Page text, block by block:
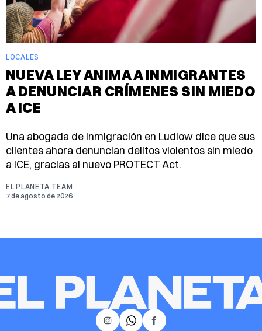
LOCALES
NUEVA LEY ANIMA A INMIGRANTES
A DENUNCIAR CRÍMENES SIN MIEDO
A ICE
Una abogada de inmigración en Ludlow dice que sus
clientes ahora denuncian delitos violentos sin miedo
a ICE, gracias al nuevo PROTECT Act.
EL PLANETA TEAM
7 de agosto de 2026
𝕏 Facebook
Instagram